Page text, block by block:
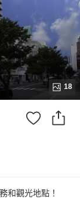
18
和觀光地點！